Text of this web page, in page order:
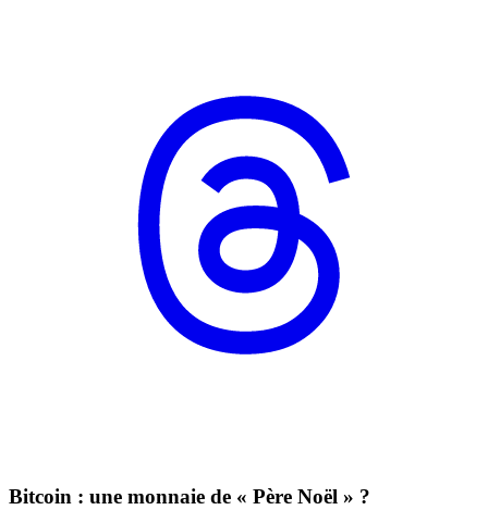
Bitcoin : une monnaie de « Père Noël » ?